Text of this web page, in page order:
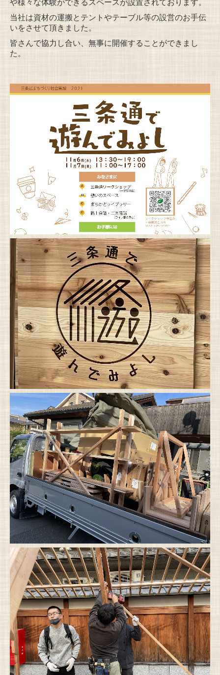
や様々な体験ができるスペースが設置されております。
当社は資材の運搬とテントやテーブル等の設営のお手伝
いをさせて頂きました。
皆さんで協力し合い、無事に開催することができまし
た。